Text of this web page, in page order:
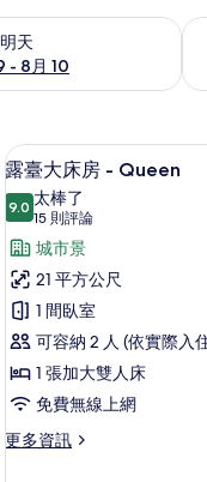
明天
- 8月 10
10) 的供應情況 查
被、客房內保險箱、筆電工
顯
示
露
臺
大
床
房
-
Queen
的
5
露臺大床房 - Queen
9.09.0 分，滿分 10 分
太棒了
15 則評論
(15
則
評
論)
城市景
21 平方公尺
1 間臥室
可容納 2 人 (依實際入
1 張加大雙人床
免費無線上網
更多資訊
更